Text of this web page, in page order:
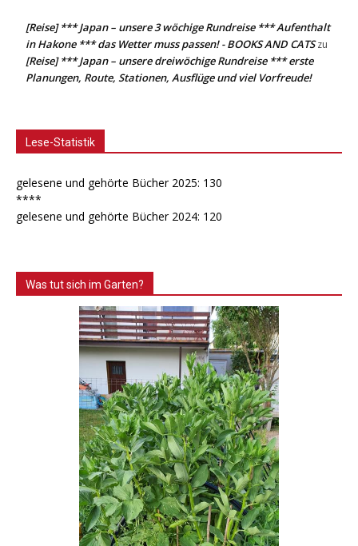
[Reise] *** Japan – unsere 3 wöchige Rundreise *** Aufenthalt
in Hakone *** das Wetter muss passen! - BOOKS AND CATSzu
[Reise] *** Japan – unsere dreiwöchige Rundreise *** erste
Planungen, Route, Stationen, Ausflüge und viel Vorfreude!
Lese-Statistik
gelesene und gehörte Bücher 2025: 130
****
gelesene und gehörte Bücher 2024: 120
Was tut sich im Garten?